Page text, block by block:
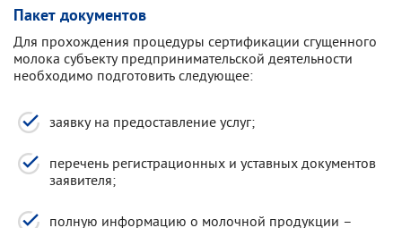
Пакет документов
Для прохождения процедуры сертификации сгущенного
молока субъекту предпринимательской деятельности
необходимо подготовить следующее:
заявку на предоставление услуг;
перечень регистрационных и уставных документов
заявителя;
полную информацию о молочной продукции –